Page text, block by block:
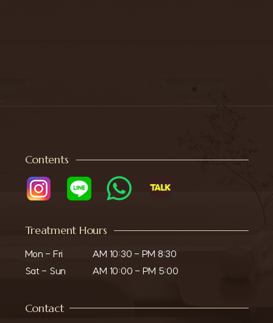
Contents
Treatment Hours
Mon - Fri
Sat - Sun
AM 10:30 - PM 8:30
AM 10:00 - PM 5:00
Contact